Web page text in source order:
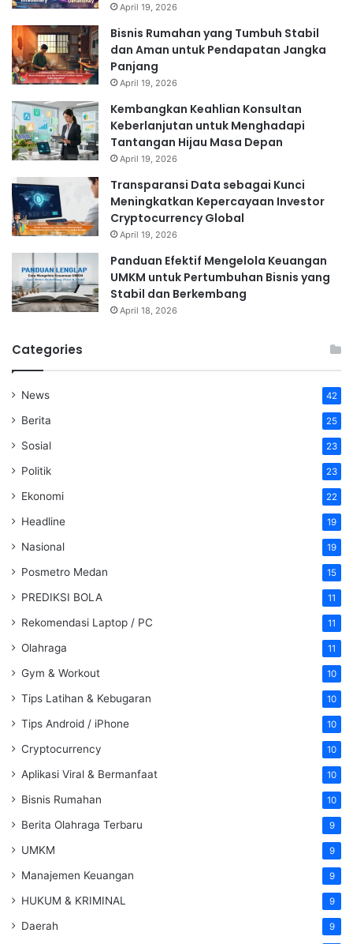
April 19, 2026
Bisnis Rumahan yang Tumbuh Stabil
dan Aman untuk Pendapatan Jangka
Panjang
April 19, 2026
Kembangkan Keahlian Konsultan
Keberlanjutan untuk Menghadapi
Tantangan Hijau Masa Depan
April 19, 2026
Transparansi Data sebagai Kunci
Meningkatkan Kepercayaan Investor
Cryptocurrency Global
April 19, 2026
Panduan Efektif Mengelola Keuangan
UMKM untuk Pertumbuhan Bisnis yang
Stabil dan Berkembang
April 18, 2026
Categories
News 42
Berita 25
Sosial 23
Politik 23
Ekonomi 22
Headline 19
Nasional 19
Posmetro Medan 15
PREDIKSI BOLA 11
Rekomendasi Laptop / PC 11
Olahraga 11
Gym & Workout 10
Tips Latihan & Kebugaran 10
Tips Android / iPhone 10
Cryptocurrency 10
Aplikasi Viral & Bermanfaat 10
Bisnis Rumahan 10
Berita Olahraga Terbaru 9
UMKM 9
Manajemen Keuangan 9
HUKUM & KRIMINAL 9
Daerah 9